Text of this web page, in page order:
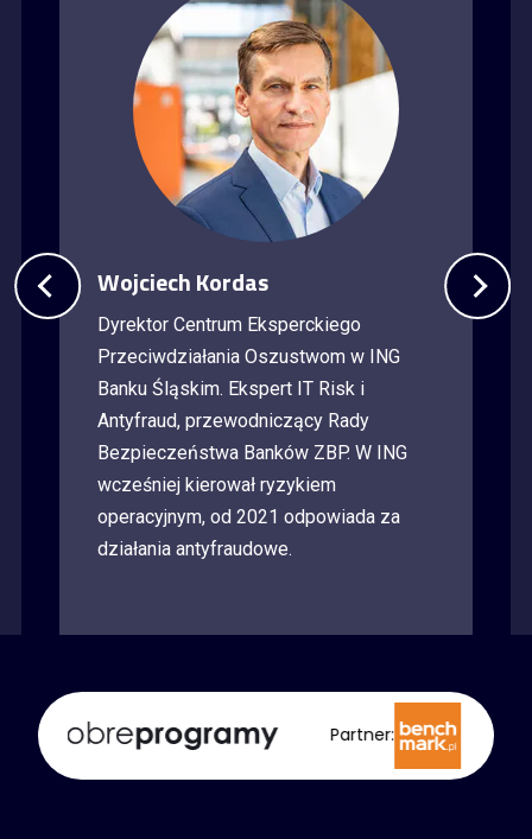
Wojciech Kordas
Dyrektor Centrum Eksperckiego
Przeciwdziałania Oszustwom w ING
Banku Śląskim. Ekspert IT Risk i
Antyfraud, przewodniczący Rady
Bezpieczeństwa Banków ZBP. W ING
wcześniej kierował ryzykiem
operacyjnym, od 2021 odpowiada za
działania antyfraudowe.
Partner: Partner: